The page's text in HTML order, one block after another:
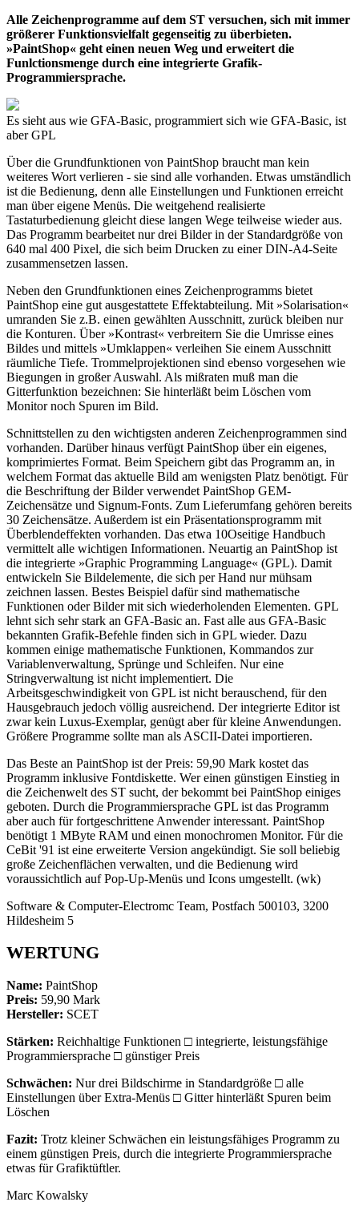
Alle Zeichenprogramme auf dem ST versuchen, sich mit immer
größerer Funktionsvielfalt gegenseitig zu überbieten.
»PaintShop« geht einen neuen Weg und erweitert die
Funlctionsmenge durch eine integrierte Grafik-
Programmiersprache.
Es sieht aus wie GFA-Basic, programmiert sich wie GFA-Basic, ist
aber GPL
Über die Grundfunktionen von PaintShop braucht man kein
weiteres Wort verlieren - sie sind alle vorhanden. Etwas umständlich
ist die Bedienung, denn alle Einstellungen und Funktionen erreicht
man über eigene Menüs. Die weitgehend realisierte
Tastaturbedienung gleicht diese langen Wege teilweise wieder aus.
Das Programm bearbeitet nur drei Bilder in der Standardgröße von
640 mal 400 Pixel, die sich beim Drucken zu einer DIN-A4-Seite
zusammensetzen lassen.
Neben den Grundfunktionen eines Zeichenprogramms bietet
PaintShop eine gut ausgestattete Effektabteilung. Mit »Solarisation«
umranden Sie z.B. einen gewählten Ausschnitt, zurück bleiben nur
die Konturen. Über »Kontrast« verbreitern Sie die Umrisse eines
Bildes und mittels »Umklappen« verleihen Sie einem Ausschnitt
räumliche Tiefe. Trommelprojektionen sind ebenso vorgesehen wie
Biegungen in großer Auswahl. Als mißraten muß man die
Gitterfunktion bezeichnen: Sie hinterläßt beim Löschen vom
Monitor noch Spuren im Bild.
Schnittstellen zu den wichtigsten anderen Zeichenprogrammen sind
vorhanden. Darüber hinaus verfügt PaintShop über ein eigenes,
komprimiertes Format. Beim Speichern gibt das Programm an, in
welchem Format das aktuelle Bild am wenigsten Platz benötigt. Für
die Beschriftung der Bilder verwendet PaintShop GEM-
Zeichensätze und Signum-Fonts. Zum Lieferumfang gehören bereits
30 Zeichensätze. Außerdem ist ein Präsentationsprogramm mit
Überblendeffekten vorhanden. Das etwa 10Oseitige Handbuch
vermittelt alle wichtigen Informationen. Neuartig an PaintShop ist
die integrierte »Graphic Programming Language« (GPL). Damit
entwickeln Sie Bildelemente, die sich per Hand nur mühsam
zeichnen lassen. Bestes Beispiel dafür sind mathematische
Funktionen oder Bilder mit sich wiederholenden Elementen. GPL
lehnt sich sehr stark an GFA-Basic an. Fast alle aus GFA-Basic
bekannten Grafik-Befehle finden sich in GPL wieder. Dazu
kommen einige mathematische Funktionen, Kommandos zur
Variablenverwaltung, Sprünge und Schleifen. Nur eine
Stringverwaltung ist nicht implementiert. Die
Arbeitsgeschwindigkeit von GPL ist nicht berauschend, für den
Hausgebrauch jedoch völlig ausreichend. Der integrierte Editor ist
zwar kein Luxus-Exemplar, genügt aber für kleine Anwendungen.
Größere Programme sollte man als ASCII-Datei importieren.
Das Beste an PaintShop ist der Preis: 59,90 Mark kostet das
Programm inklusive Fontdiskette. Wer einen günstigen Einstieg in
die Zeichenwelt des ST sucht, der bekommt bei PaintShop einiges
geboten. Durch die Programmiersprache GPL ist das Programm
aber auch für fortgeschrittene Anwender interessant. PaintShop
benötigt 1 MByte RAM und einen monochromen Monitor. Für die
CeBit '91 ist eine erweiterte Version angekündigt. Sie soll beliebig
große Zeichenflächen verwalten, und die Bedienung wird
voraussichtlich auf Pop-Up-Menüs und Icons umgestellt. (wk)
Software & Computer-Electromc Team, Postfach 500103, 3200
Hildesheim 5
WERTUNG
Name: PaintShop
Preis: 59,90 Mark
Hersteller: SCET
Stärken: Reichhaltige Funktionen □ integrierte, leistungsfähige
Programmiersprache □ günstiger Preis
Schwächen: Nur drei Bildschirme in Standardgröße □ alle
Einstellungen über Extra-Menüs □ Gitter hinterläßt Spuren beim
Löschen
Fazit: Trotz kleiner Schwächen ein leistungsfähiges Programm zu
einem günstigen Preis, durch die integrierte Programmiersprache
etwas für Grafiktüftler.
Marc Kowalsky